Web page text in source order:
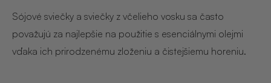
Sójové sviečky a sviečky z včelieho vosku sa často
považujú za najlepšie na použitie s esenciálnymi olejmi
vďaka ich prirodzenému zloženiu a čistejšiemu horeniu.